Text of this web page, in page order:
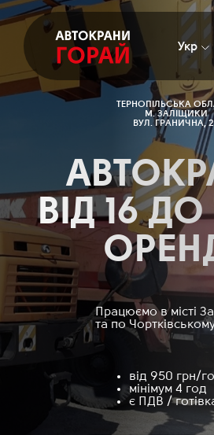
Укр
ТЕРНОПІЛЬСЬКА
М. ЗАЛІЩИКИ
ВУЛ. ГРАНИЧНА,
ВІД 16 ДО
Працюємо в місті
та по
від 950 грн/
мінімум 4 год
є ПДВ /